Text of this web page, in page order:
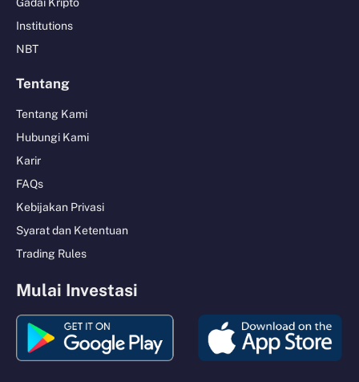
Institutions
NBT
Tentang
Tentang Kami
Hubungi Kami
Karir
FAQs
Kebijakan Privasi
Syarat dan Ketentuan
Trading Rules
Mulai Investasi